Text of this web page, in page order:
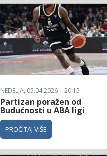
NEDELJA, 05.04.2026 | 20:15
Partizan poražen od
Budućnosti u ABA ligi
PROČITAJ VIŠE